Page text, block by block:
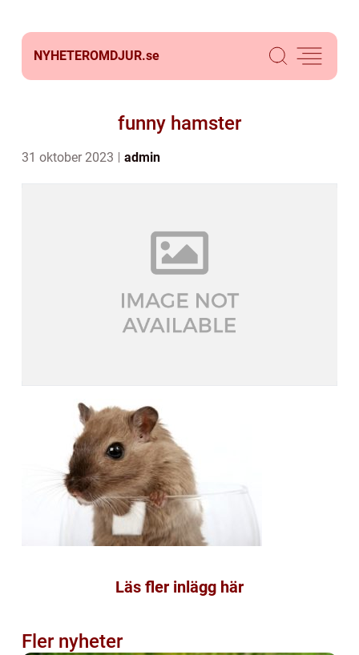
NYHETEROMDJUR.se
funny hamster
31 oktober 2023 admin
Läs fler inlägg här
Fler nyheter